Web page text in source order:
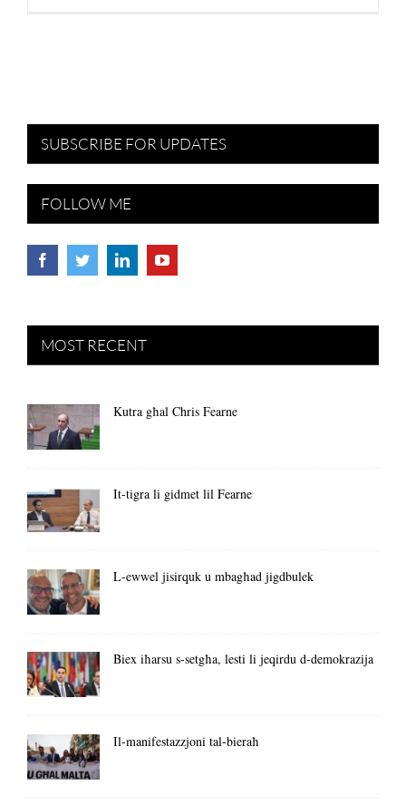
SUBSCRIBE FOR UPDATES
FOLLOW ME
MOST RECENT
Kutra għal Chris Fearne
It-tigra li gidmet lil Fearne
L-ewwel jisirquk u mbagħad jigdbulek
Biex iħarsu s-setgħa, lesti li jeqirdu d-demokrazija
Il-manifestazzjoni tal-bieraħ